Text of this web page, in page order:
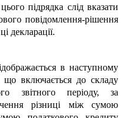
підрядка слід вказати
повідомлення-рішення
декларації.
в наступному
що включається до складу
звітного періоду, за
різниці між сумою